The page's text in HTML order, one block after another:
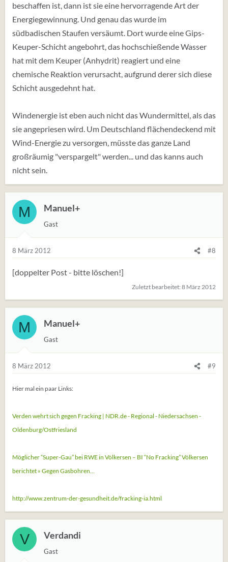
beschaffen ist, dann ist sie eine hervorragende Art der
Energiegewinnung. Und genau das wurde im
südbadischen Staufen versäumt. Dort wurde eine Gips-
Keuper-Schicht angebohrt, das hochschießende Wasser
hat mit dem Keuper (Anhydrit) reagiert und eine
chemische Reaktion verursacht, aufgrund derer sich diese
Schicht ausgedehnt hat.
Windenergie ist eben auch nicht das Wundermittel, als das
sie angepriesen wird. Um Deutschland flächendeckend mit
Wind-Energie zu versorgen, müsste das ganze Land
großräumig "verspargelt" werden... und das kanns auch
nicht sein.
M Manuel+
Gast
8 März 2012 #8
[doppelter Post - bitte löschen!]
Zuletzt bearbeitet: 8 März 2012
M Manuel+
Gast
8 März 2012 #9
Hier mal ein paar Links:
Verden wehrt sich gegen Fracking | NDR.de - Regional - Niedersachsen -
Oldenburg/Ostfriesland
Möglicher “Super-Gau” bei RWE in Völkersen – BI “No Fracking” Völkersen
berichtet » Gegen Gasbohren...
http://www.zentrum-der-gesundheit.de/fracking-ia.html
V Verdandi
Gast